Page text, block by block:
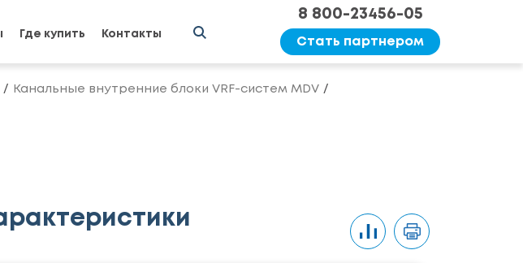
Где купить Контакты
8 800-23456-05
Стать партнером
Канальные внутренние блоки VRF-систем MDV